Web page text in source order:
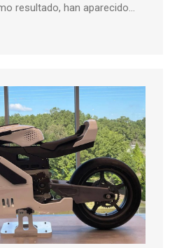
resultado, han aparecido…